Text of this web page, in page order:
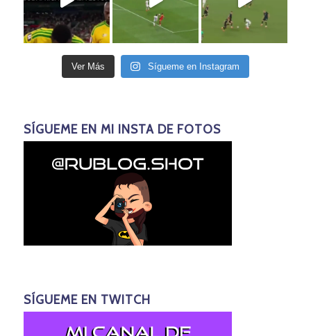
Ver Más Sígueme en Instagram
SÍGUEME EN MI INSTA DE FOTOS
SÍGUEME EN TWITCH